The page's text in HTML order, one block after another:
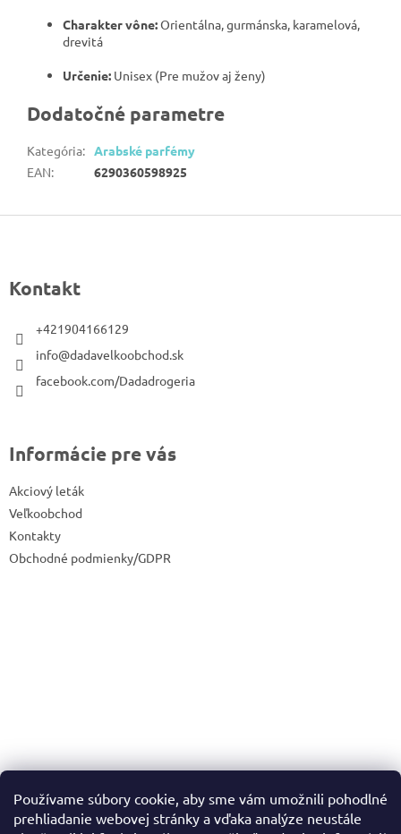
Používame súbory cookie, aby sme vám umožnili pohodlné
prehliadanie webovej stránky a vďaka analýze neustále
Charakter vône:Orientálna, gurmánska, karamelová,
drevitá
Určenie: Unisex (Pre mužov aj ženy)
Dodatočné parametre
Kategória: Arabské parfémy
EAN: 6290360598925
Z
p
äKontakt
+421904166129
info@dadavelkoobchod.sk
facebook.com/Dadadrogeria
Informácie pre vás
Akciový leták
Veľkoobchod
Kontakty
Obchodné podmienky/GDPR